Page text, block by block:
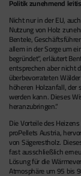
Politik zunehmend
Nicht nur in der EU,
Nutzung von Holz
Bentele,
allem in der Sorge um
begründet“, erläutert
entsprechen aber nicht
überbevorrateten
höheren Holzanfall,
werden kann. Dieses
heranzubringen.“
Die Vorteile des
proPellets Austria,
von Sägerestholz.
fast ausschließlich
Lösung für die
Atmosphäre um 95 bis